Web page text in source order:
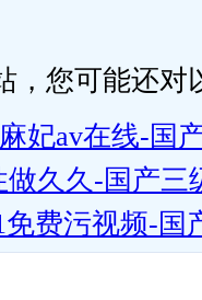
，您可能还对
妃av在线-国
久久-国产
费污视频-国